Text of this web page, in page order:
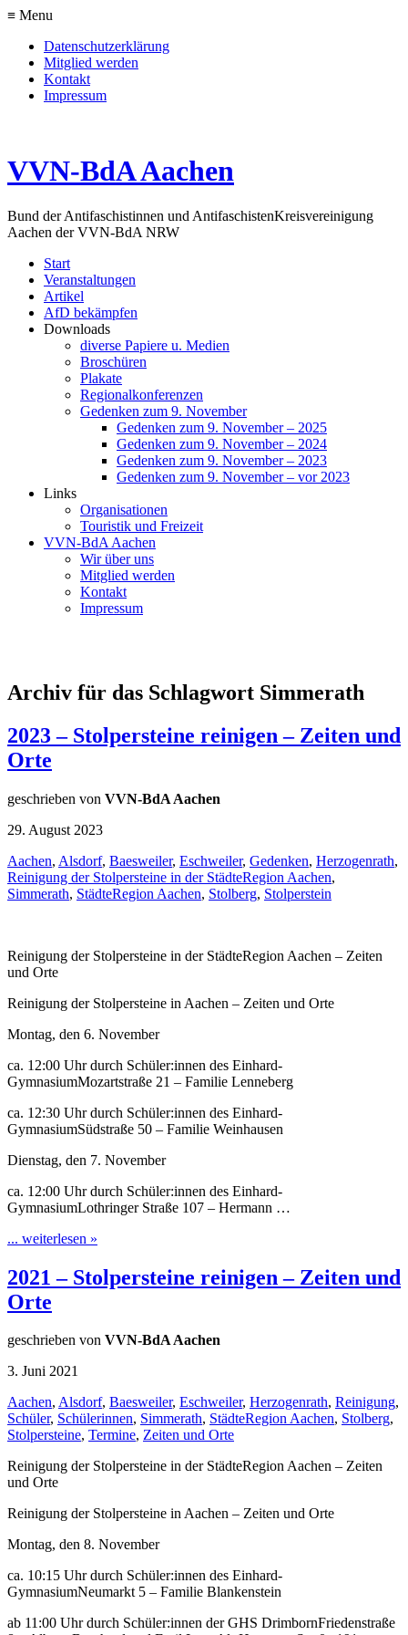
≡ Menu
Datenschutzerklärung
Mitglied werden
Kontakt
Impressum
VVN-BdA Aachen
Bund der Antifaschistinnen und AntifaschistenKreisvereinigung
Aachen der VVN-BdA NRW
Start
Veranstaltungen
Artikel
AfD bekämpfen
Downloads
diverse Papiere u. Medien
Broschüren
Plakate
Regionalkonferenzen
Gedenken zum 9. November
Gedenken zum 9. November – 2025
Gedenken zum 9. November – 2024
Gedenken zum 9. November – 2023
Gedenken zum 9. November – vor 2023
Links
Organisationen
Touristik und Freizeit
VVN-BdA Aachen
Wir über uns
Mitglied werden
Kontakt
Impressum
Archiv für das Schlagwort Simmerath
2023 – Stolpersteine reinigen – Zeiten und
Orte
geschrieben von VVN-BdA Aachen
29. August 2023
Aachen, Alsdorf, Baesweiler, Eschweiler, Gedenken, Herzogenrath,
Reinigung der Stolpersteine in der StädteRegion Aachen,
Simmerath, StädteRegion Aachen, Stolberg, Stolperstein
Reinigung der Stolpersteine in der StädteRegion Aachen – Zeiten
und Orte
Reinigung der Stolpersteine in Aachen – Zeiten und Orte
Montag, den 6. November
ca. 12:00 Uhr durch Schüler:innen des Einhard-
GymnasiumMozartstraße 21 – Familie Lenneberg
ca. 12:30 Uhr durch Schüler:innen des Einhard-
GymnasiumSüdstraße 50 – Familie Weinhausen
Dienstag, den 7. November
ca. 12:00 Uhr durch Schüler:innen des Einhard-
GymnasiumLothringer Straße 107 – Hermann …
... weiterlesen »
2021 – Stolpersteine reinigen – Zeiten und
Orte
geschrieben von VVN-BdA Aachen
3. Juni 2021
Aachen, Alsdorf, Baesweiler, Eschweiler, Herzogenrath, Reinigung,
Schüler, Schülerinnen, Simmerath, StädteRegion Aachen, Stolberg,
Stolpersteine, Termine, Zeiten und Orte
Reinigung der Stolpersteine in der StädteRegion Aachen – Zeiten
und Orte
Reinigung der Stolpersteine in Aachen – Zeiten und Orte
Montag, den 8. November
ca. 10:15 Uhr durch Schüler:innen des Einhard-
GymnasiumNeumarkt 5 – Familie Blankenstein
ab 11:00 Uhr durch Schüler:innen der GHS DrimbornFriedenstraße